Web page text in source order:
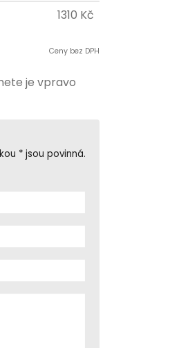
1310 Kč
Ceny bez DPH
je vpravo
* jsou povinná.